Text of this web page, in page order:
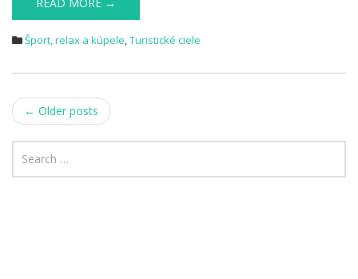
Šport, relax a kúpele,Turistické ciele
Post
navigation
← Older posts